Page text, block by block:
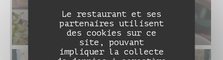
Le restaurant et ses
partenaires utilisent
des cookies sur ce
site, pouvant
impliquer la collecte